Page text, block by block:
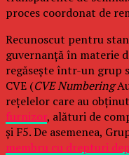
proces coordonat de
Recunoscut pentru
guvernanță în materie
regăsește într-un grup
CVE (CVE Numbering
rețelelor care au obținut
furnizor, alături de
și F5. De asemenea,
membru cu drepturi